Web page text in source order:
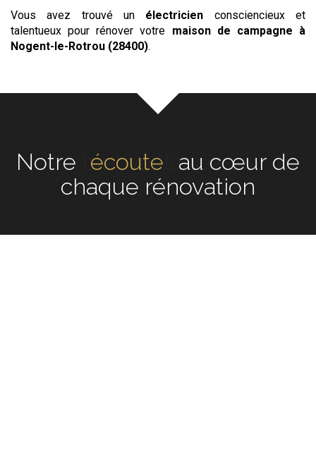
Vous avez trouvé un électricien
consciencieux et
talentueux pour rénover votre maison de campagne à
Nogent-le-Rotrou (28400).
Notre écoute au cœur de
chaque rénovation